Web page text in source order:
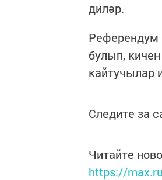
диләр.
Референдум
булып,
кайтучылар
Следите за
Читайте
https://